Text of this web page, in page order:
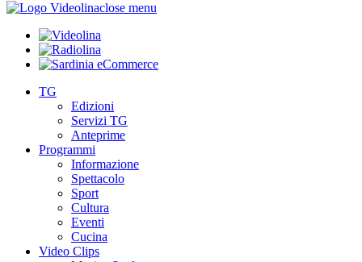
close menu
TG
Edizioni
Servizi TG
Anteprime
Programmi
Informazione
Spettacolo
Sport
Cultura
Eventi
Cucina
Video Clips